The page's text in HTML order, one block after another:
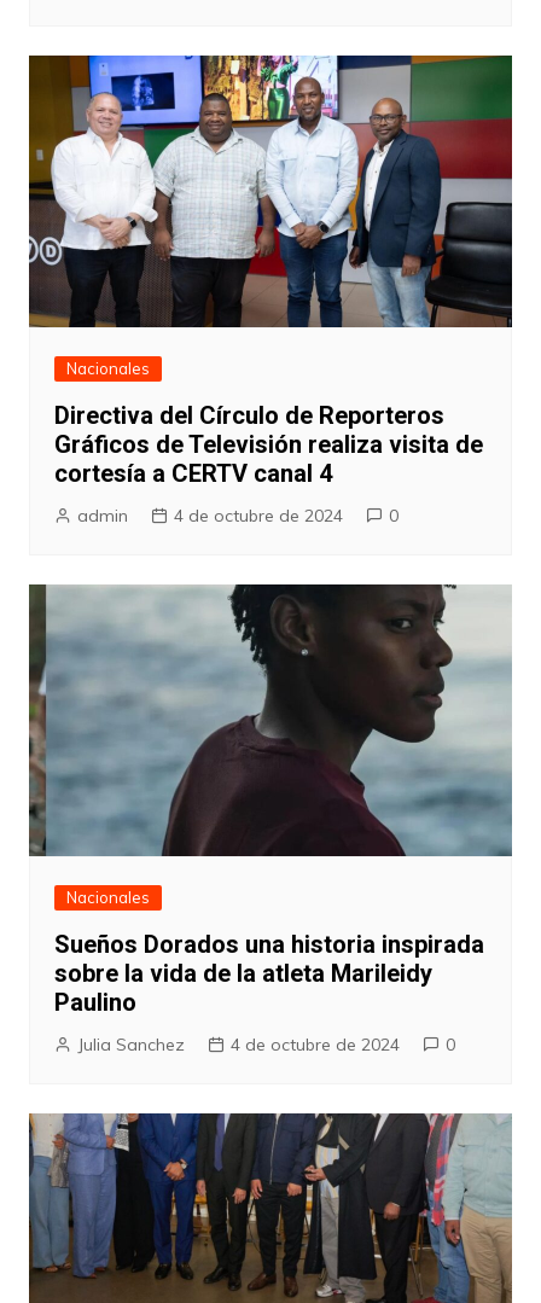
Nacionales
Directiva del Círculo de Reporteros
Gráficos de Televisión realiza visita de
cortesía a CERTV canal 4
admin 4 de octubre de 2024 0
Nacionales
Sueños Dorados una historia inspirada
sobre la vida de la atleta Marileidy
Paulino
Julia Sanchez 4 de octubre de 2024 0